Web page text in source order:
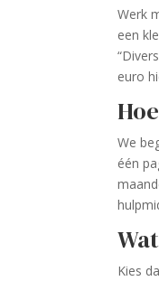
Werk
een
euro
We
één
Kies